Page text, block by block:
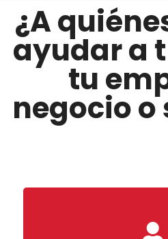
¿A
ayudar a
tu
negocio o